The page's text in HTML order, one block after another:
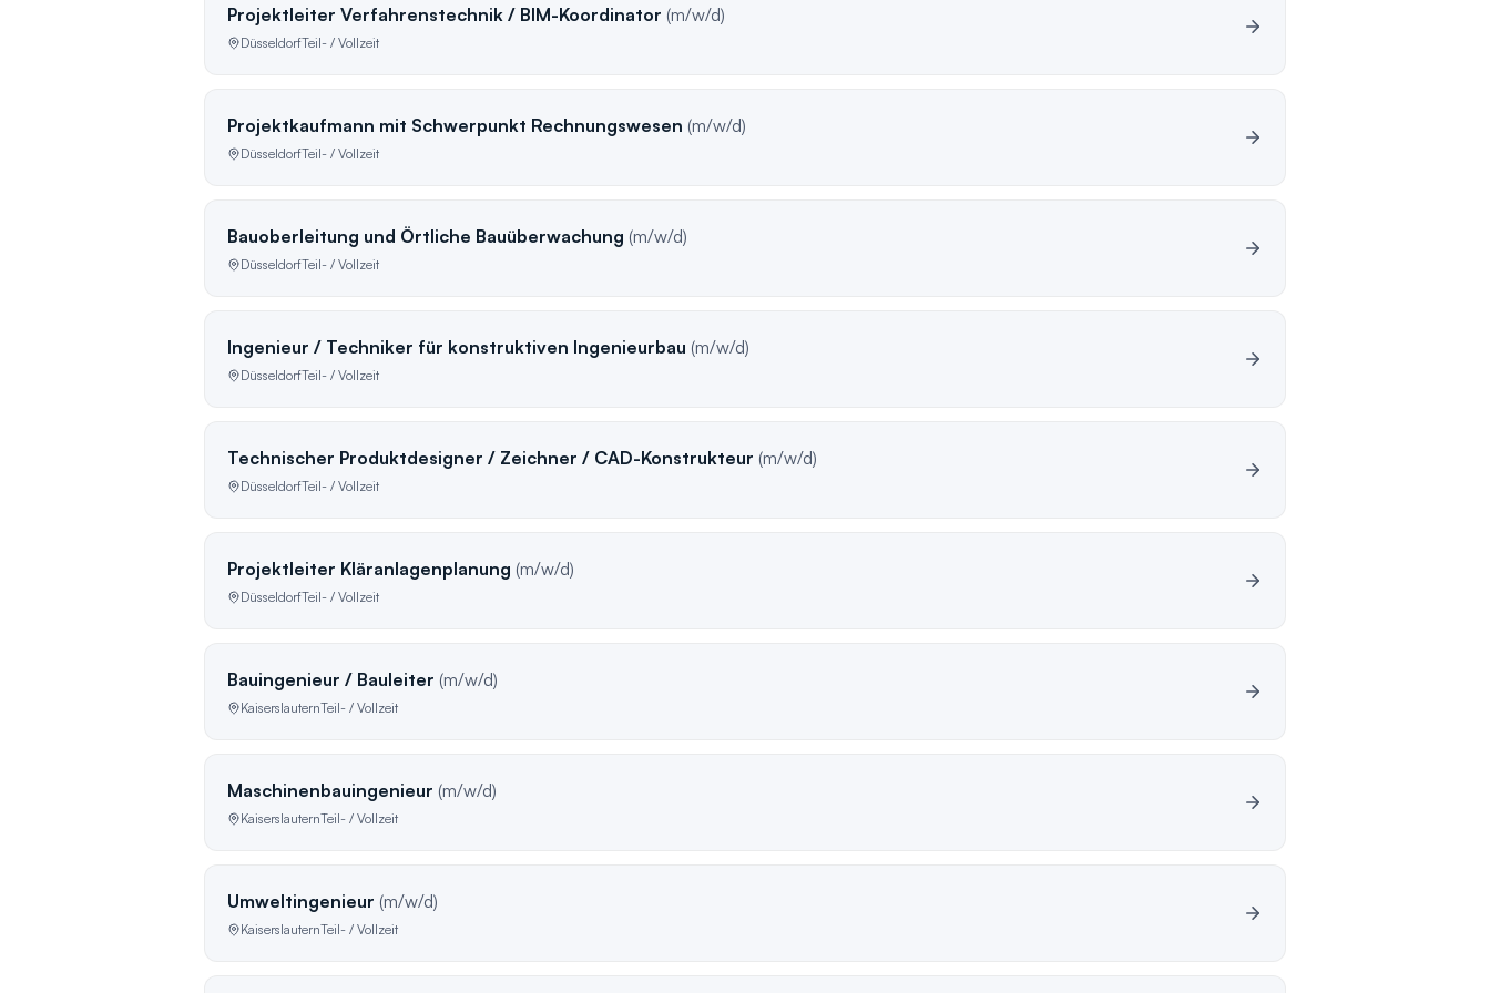
Projektleiter Verfahrenstechnik / BIM-Koordinator (m/w/d)
DüsseldorfTeil- / Vollzeit
Projektkaufmann mit Schwerpunkt Rechnungswesen (m/w/d)
DüsseldorfTeil- / Vollzeit
Bauoberleitung und Örtliche Bauüberwachung (m/w/d)
DüsseldorfTeil- / Vollzeit
Ingenieur / Techniker für konstruktiven Ingenieurbau (m/w/d)
DüsseldorfTeil- / Vollzeit
Technischer Produktdesigner / Zeichner / CAD-Konstrukteur (m/w/d)
DüsseldorfTeil- / Vollzeit
Projektleiter Kläranlagenplanung (m/w/d)
DüsseldorfTeil- / Vollzeit
Bauingenieur / Bauleiter (m/w/d)
KaiserslauternTeil- / Vollzeit
Maschinenbauingenieur (m/w/d)
KaiserslauternTeil- / Vollzeit
Umweltingenieur (m/w/d)
KaiserslauternTeil- / Vollzeit